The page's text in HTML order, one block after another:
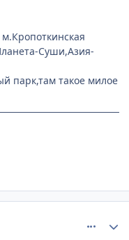
Суши,Азия-
парк,там такое милое